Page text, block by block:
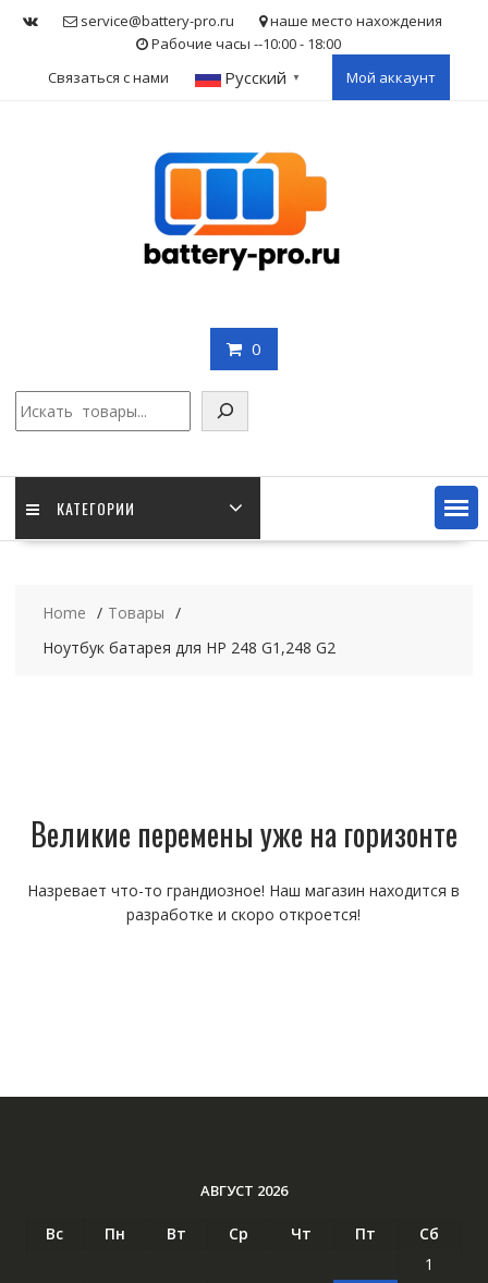
service@battery-pro.ru
наше место нахождения
Рабочие часы --10:00 - 18:00
Связаться с нами
Русский ▼ Мой аккаунт
0
КАТЕГОРИИ
Home
Товары
Ноутбук батарея для HP 248 G1,248 G2
Великие перемены уже на горизонте
Назревает что-то грандиозное! Наш магазин находится в
разработке и скоро откроется!
АВГУСТ 2026
Вс Пн Вт Ср Чт Пт
Сб
1